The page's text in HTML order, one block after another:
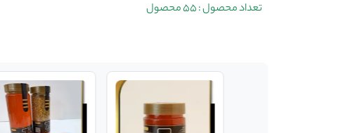
تعداد محصول : 55 محصول